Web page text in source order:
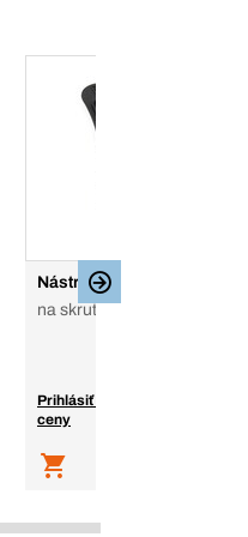
Nástrčný diel
na skrutkovanie
Prihlásiť sa a zobraziť
ceny